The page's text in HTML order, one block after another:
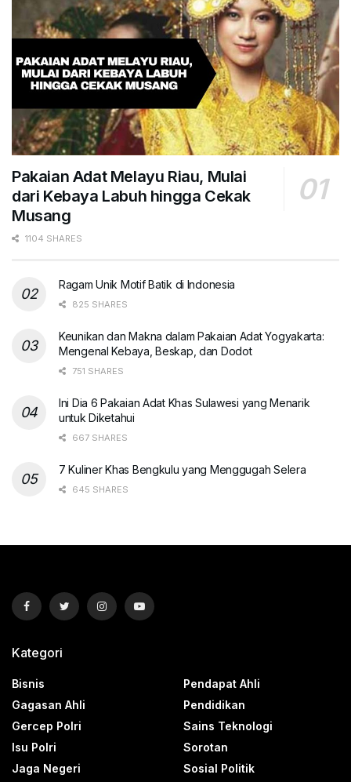
Pakaian Adat Melayu Riau, Mulai
dari Kebaya Labuh hingga Cekak
Musang
1104 SHARES
Ragam Unik Motif Batik di Indonesia
825 SHARES
Keunikan dan Makna dalam Pakaian Adat Yogyakarta:
Mengenal Kebaya, Beskap, dan Dodot
751 SHARES
Ini Dia 6 Pakaian Adat Khas Sulawesi yang Menarik
untuk Diketahui
667 SHARES
7 Kuliner Khas Bengkulu yang Menggugah Selera
645 SHARES
Kategori
Bisnis
Gagasan Ahli
Gercep Polri
Isu Polri
Jaga Negeri
Pendapat Ahli
Pendidikan
Sains Teknologi
Sorotan
Sosial Politik